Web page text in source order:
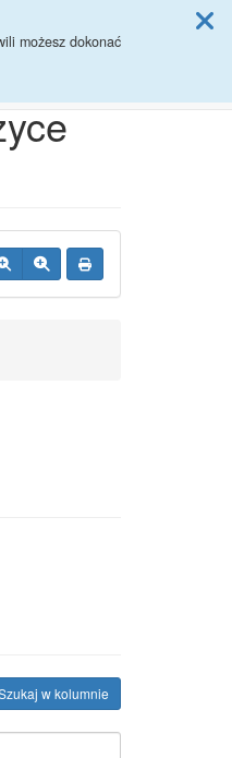
możesz dokonać
w kolumnie